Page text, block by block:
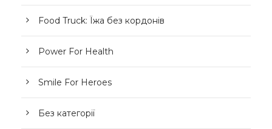
Food Truck: Їжа без кордонів
Power For Health
Smile For Heroes
Без категорії